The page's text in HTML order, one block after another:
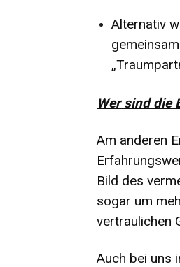
Alternativ
Wer sind die
Am anderen
Bild des
sogar um
vertraulichen
Auch bei uns